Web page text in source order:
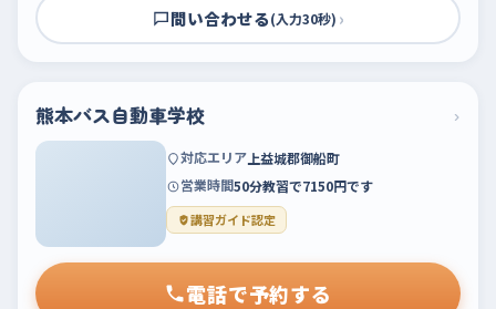
問い合わせる(入力30秒) ›
熊本バス自動車学校 ›
対応エリア 上益城郡御船町
営業時間50分教習で7150円です
講習ガイド認定
電話で予約する